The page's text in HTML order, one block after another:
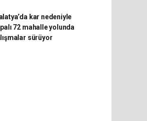
kar nedeniyle
72 mahalle yolunda
sürüyor